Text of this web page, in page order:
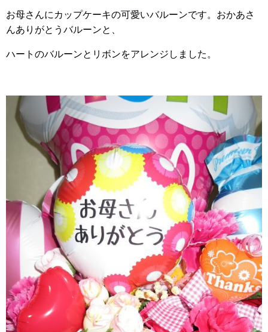
お母さんにカップケーキの可愛いバルーンです。おかあさ
んありがとうバルーンと、
ハートのバルーンとリボンをアレンジしました。